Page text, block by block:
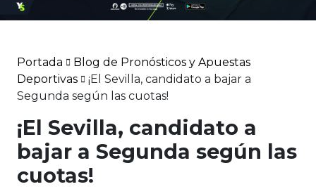
Portada
Blog de Pronósticos y Apuestas
Deportivas
¡El Sevilla, candidato a bajar a
Segunda según las cuotas!
¡El Sevilla, candidato a
bajar a Segunda según las
cuotas!